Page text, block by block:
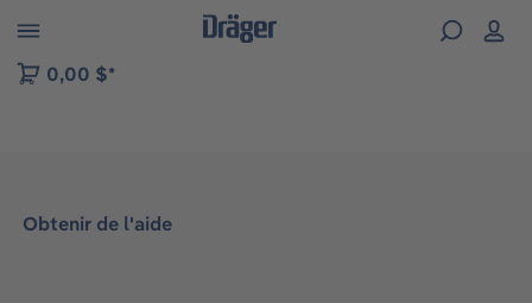
to B2B platform navigation
0,00 $*
Obtenir de l'aide